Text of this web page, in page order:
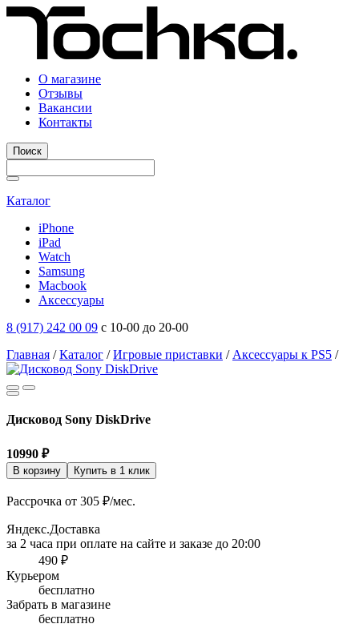
О магазине
Отзывы
Вакансии
Контакты
Поиск
Каталог
iPhone
iPad
Watch
Samsung
Macbook
Аксессуары
8 (917) 242 00 09 с 10-00 до 20-00
Главная / Каталог / Игровые приставки / Аксессуары к PS5 /
Дисковод Sony DiskDrive
10990 ₽
В корзину Купить в 1 клик
Рассрочка от 305 ₽/мес.
Яндекс.Доставка
за 2 часа при оплате на сайте и заказе до 20:00
490 ₽
Курьером
бесплатно
Забрать в магазине
бесплатно